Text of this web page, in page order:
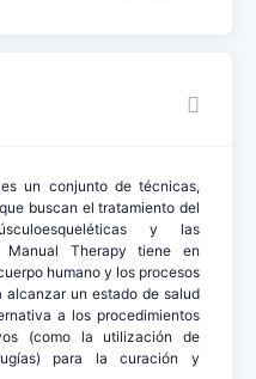
un conjunto de técnicas,
buscan el tratamiento del
y las
Manual Therapy tiene en
humano y los procesos
un estado de salud
a los procedimientos
(como la utilización de
para la curación y